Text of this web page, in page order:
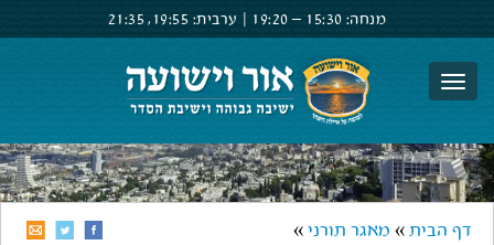
מנחה: 15:30 –
19:20 ערבית: 19:55,
21:35
דף הבית » מאגר תורני »